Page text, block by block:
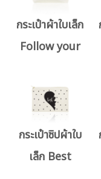
กระเป๋าผ้าใบเล็ก
Follow your
กระเป๋าซิปผ้าใบ
เล็ก Best